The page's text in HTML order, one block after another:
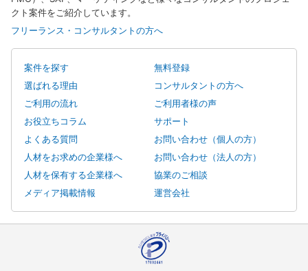
クト案件をご紹介しています。
フリーランス・コンサルタントの方へ
案件を探す
無料登録
選ばれる理由
コンサルタントの方へ
ご利用の流れ
ご利用者様の声
お役立ちコラム
サポート
よくある質問
お問い合わせ（個人の方）
人材をお求めの企業様へ
お問い合わせ（法人の方）
人材を保有する企業様へ
協業のご相談
メディア掲載情報
運営会社